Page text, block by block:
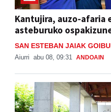
Kantujira, auzo-afaria
asteburuko
SAN ESTEBAN JAIAK
Aiurri abu 08, 09:31 ANDOAIN